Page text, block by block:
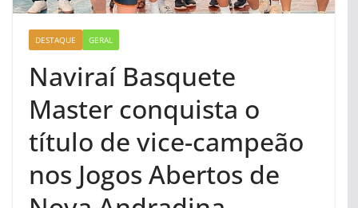
DESTAQUE GERAL
Naviraí Basquete
Master conquista o
título de vice-campeão
nos Jogos Abertos de